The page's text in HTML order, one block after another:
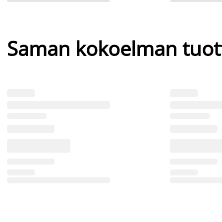
Saman kokoelman